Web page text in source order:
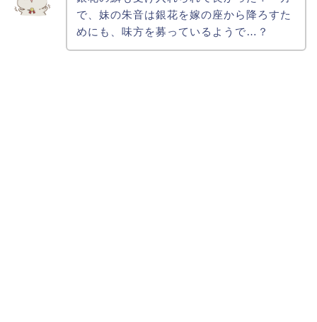
で、妹の朱音は銀花を嫁の座から降ろすた
めにも、味方を募っているようで…？